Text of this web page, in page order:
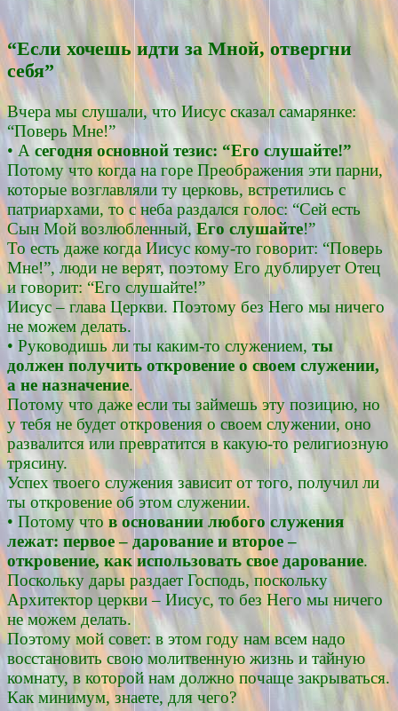
“Если хочешь идти за Мной, отвергни
себя”
Вчера мы слушали, что Иисус сказал самарянке:
“Поверь Мне!”
• Асегодня основной тезис: “Его слушайте!”
Потому что когда на горе Преображения эти парни,
которые возглавляли ту церковь, встретились с
патриархами, то с неба раздался голос: “Сей есть
Сын Мой возлюбленный,Его слушайте!”
То есть даже когда Иисус кому-то говорит: “Поверь
Мне!”, люди не верят, поэтому Его дублирует Отец
и говорит: “Его слушайте!”
Иисус – глава Церкви. Поэтому без Него мы ничего
не можем делать.
• Руководишь ли ты каким-то служением, ты
должен получить откровение о своем служении,
а не назначение.
Потому что даже если ты займешь эту позицию, но
у тебя не будет откровения о своем служении, оно
развалится или превратится в какую-то религиозную
трясину.
Успех твоего служения зависит от того, получил ли
ты откровение об этом служении.
• Потому что в основании любого служения
лежат: первое – дарование и второе –
откровение, как использовать свое дарование.
Поскольку дары раздает Господь, поскольку
Архитектор церкви – Иисус, то без Него мы ничего
не можем делать.
Поэтому мой совет: в этом году нам всем надо
восстановить свою молитвенную жизнь и тайную
комнату, в которой нам должно почаще закрываться.
Как минимум, знаете, для чего?